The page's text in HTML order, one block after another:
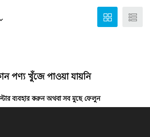
পণ্য খুঁজে পাওয়া যায়নি
ব্যবহার করুন অথবাসব মুছে ফেলুন